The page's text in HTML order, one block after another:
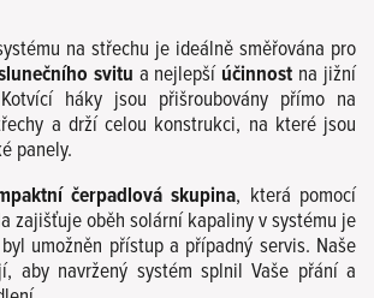
na střechu je ideálně směřována pro
svitu a nejlepší účinnost na jižní
háky jsou přišroubovány přímo na
a drží celou konstrukci, na které jsou
panely.
čerpadlová skupina, která pomocí
zajišťuje oběh solární kapaliny v systému je
umožněn přístup a případný servis. Naše
aby navržený systém splnil Vaše přání a